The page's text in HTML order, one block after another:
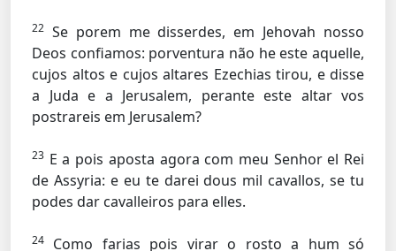
22 Se porem me disserdes, em Jehovah nosso
Deos confiamos: porventura não he este aquelle,
cujos altos e cujos altares Ezechias tirou, e disse
a Juda e a Jerusalem, perante este altar vos
postrareis em Jerusalem?
23 E a pois aposta agora com meu Senhor el Rei
de Assyria: e eu te darei dous mil cavallos, se tu
podes dar cavalleiros para elles.
24
Como farias pois virar o rosto a hum só